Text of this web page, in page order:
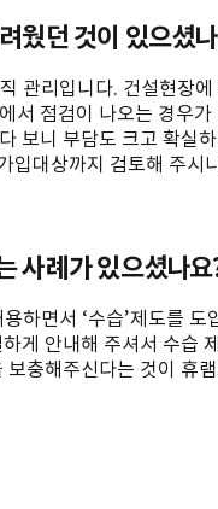
웠던 것이 있으셨
관리입니다. 건설현장
서 점검이 나오는 경우
보니 부담도 크고 확실
입대상까지 검토해 주시
사례가 있으셨나요
하면서 ‘수습’제도를
게 안내해 주셔서 수습
충해주신다는 것이 휴